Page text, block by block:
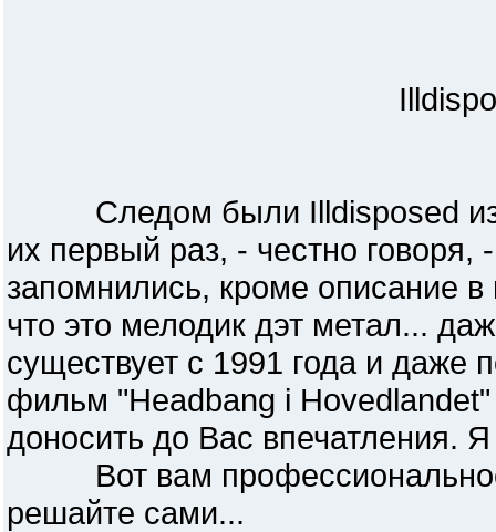
Следом были Illdisposed из
их первый раз, - честно
запомнились, кроме описание
что это мелодик дэт метал...
существует с 1991 года и даже
фильм "Headbang i
доносить до Вас впечатления.
Вот вам профессиональное
решайте сами...